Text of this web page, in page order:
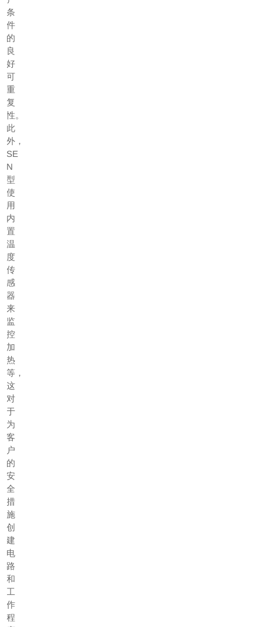
条
件
的
良
好
可
重
复
性。
此
外，
SE
N
型
使
用
内
置
温
度
传
感
器
来
监
控
加
热
等，
这
对
于
为
客
户
的
安
全
措
施
创
建
电
路
和
工
作
程